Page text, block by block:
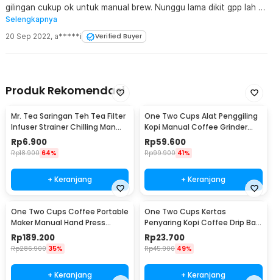
gilingan cukup ok untuk manual brew. Nunggu lama dikit gpp lah tp
yg ga lama banget. Puas pokoknya sama barangnya, ga rugi deh
Selengkapnya
20 Sep 2022, a*****i Verified Buyer
Produk Rekomendasi
Mr. Tea Saringan Teh Tea Filter
Infuser Strainer Chilling Man
Silicon - MR03
Rp6.900
Rp18.900 64%
+ Keranjang
One Two Cups Alat Penggiling
Kopi Manual Coffee Grinder
Portable - WFCG9800
Rp59.600
Rp99.900 41%
+ Keranjang
One Two Cups Coffee Portable
Maker Manual Hand Press
Espresso 300ml - T35066
Rp189.200
Rp286.900 35%
+ Keranjang
One Two Cups Kertas
Penyaring Kopi Coffee Drip Bag
Paper Filter 50PCS - T111
Rp23.700
Rp45.900 49%
+ Keranjang